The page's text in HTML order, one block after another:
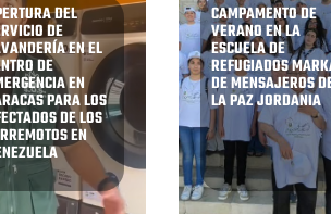
DEL
DE
EN EL
DE
EN
PARA LOS
DE LOS
EN
CAMPAMENTO DE
VERANO EN LA
ESCUELA DE
REFUGIADOS
DE MENSAJEROS
LA PAZ JORDANIA